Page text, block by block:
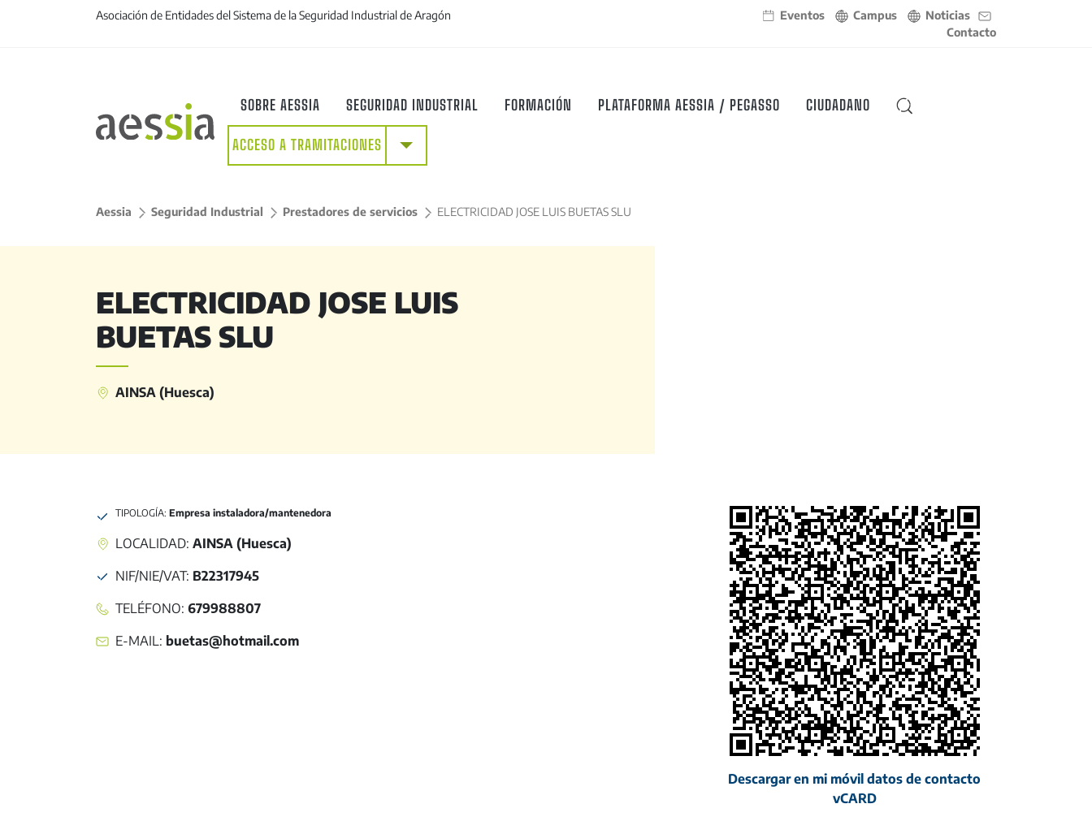
Asociación de Entidades del Sistema de la Seguridad Industrial de Aragón Eventos Campus
Noticias
Contacto
SOBRE AESSIA SEGURIDAD INDUSTRIAL FORMACIÓN PLATAFORMA AESSIA / PEGASSO CIUDADANO
ACCESO A TRAMITACIONES
Aessia > Seguridad Industrial > Prestadores de servicios > ELECTRICIDAD JOSE LUIS BUETAS SLU
ELECTRICIDAD JOSE LUIS
BUETAS SLU
AINSA (Huesca)
TIPOLOGÍA: Empresa instaladora/mantenedora
LOCALIDAD: AINSA (Huesca)
NIF/NIE/VAT: B22317945
TELÉFONO: 679988807
E-MAIL: buetas@hotmail.com
Descargar en mi móvil datos de contacto
vCARD